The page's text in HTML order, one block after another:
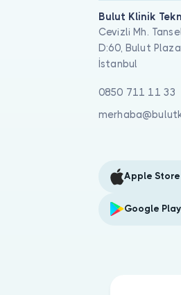
Bulut Klinik
Cevizli Mh.
D:60, Bulut
İstanbul
0850 711 11 33
Apple Store
Google Play